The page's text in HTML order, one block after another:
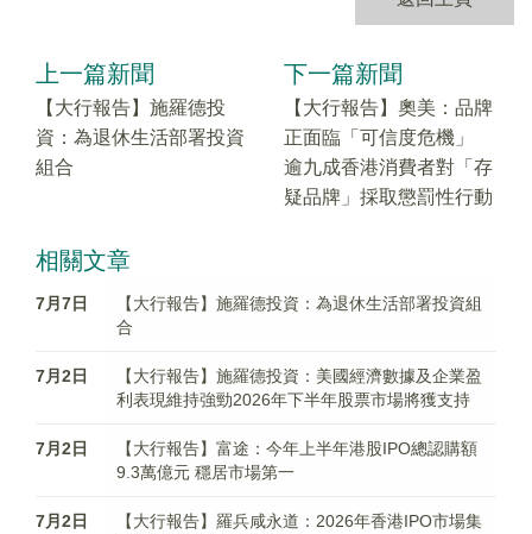
上一篇新聞
【大行報告】施羅德投
資：為退休生活部署投資
組合
下一篇新聞
【大行報告】奧美：品牌
正面臨「可信度危機」
逾九成香港消費者對「存
疑品牌」採取懲罰性行動
相關文章
7月7日
【大行報告】施羅德投資：為退休生活部署投資組
合
7月2日
【大行報告】施羅德投資：美國經濟數據及企業盈
利表現維持強勁2026年下半年股票市場將獲支持
7月2日
【大行報告】富途：今年上半年港股IPO總認購額
9.3萬億元 穩居市場第一
7月2日
【大行報告】羅兵咸永道：2026年香港IPO市場集